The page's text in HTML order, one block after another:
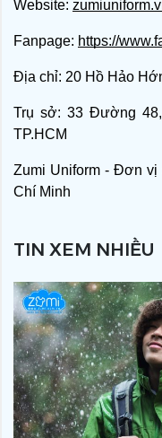
TIN XEM NHIỀU
Website:
Fanpage: https://
Địa chỉ: 20 Hồ Hảo
Trụ sở: 33 Đường
TP.HCM
Zumi Uniform - Đơn vị
Chí Minh